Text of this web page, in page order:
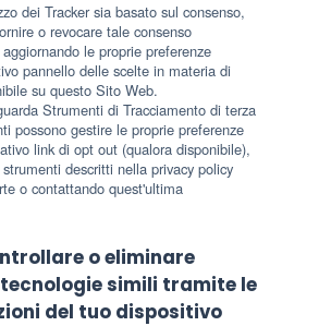
dei Tracker sia basato sul consenso,
o revocare tale consenso
le proprie preferenze
pannello delle scelte in materia di
su questo Sito Web.
Strumenti di Tracciamento di terza
possono gestire le proprie preferenze
link di opt out (qualora disponibile),
descritti nella privacy policy
o contattando quest'ultima
o eliminare
tecnologie simili tramite le
del tuo dispositivo